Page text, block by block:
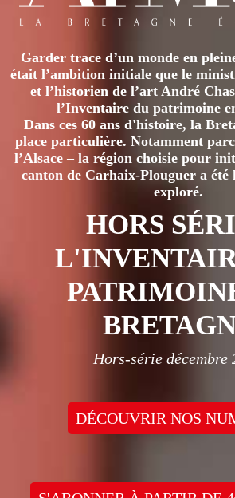
Garder trace d’un monde en
était l’ambition initiale que le
et l’historien de l’art André
l’Inventaire du patrimoine
Dans ces 60 ans d'histoire, la
place particulière. Notamment
l’Alsace – la région choisie pour
canton de Carhaix-Plouguer a
exploré.
HORS
Hors-série décembre
DÉCOUVRIR NOS